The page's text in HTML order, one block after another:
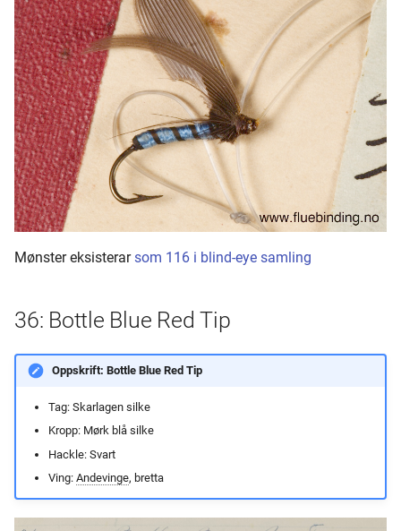
Mønster eksisterarsom 116 i blind-eye samling
36: Bottle Blue Red Tip
Oppskrift: Bottle Blue Red Tip
Tag: Skarlagen silke
Kropp: Mørk blå silke
Hackle: Svart
Ving: Andevinge, bretta